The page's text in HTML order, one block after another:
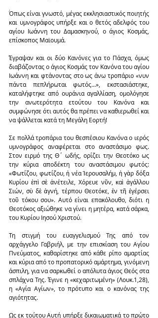
Όπως είναι γνωστό, μέγας εκκλησιαστικός ποιητής
και υμνογράφος υπήρξε και ο θετός αδελφός του
αγίου Ιωάννη του Δαμασκηνού, ο άγιος Κοσμάς,
επίσκοπος Μαϊουμά.
Έγραψαν και οι δύο Κανόνες για το Πάσχα, όμως
διαβάζοντας ο άγιος Κοσμάς τον Κανόνα του αγίου
Ιωάννη και φτάνοντας στο ως άνω τροπάριο «νυν
πάντα πεπλήρωται φωτός…», εκστασιάστηκε,
καταλήφτηκε από ουράνια αγαλλίαση, ομολόγησε
την ανωτερότητα ετούτου του Κανόνα και
συμφώνησε ότι αυτός θα πρέπει να καθιερωθεί και
να ψάλλεται κατά τη Μεγάλη Εορτή!
Σε πολλά τροπάρια του θεσπέσιου Κανόνα ο ιερός
υμνογράφος αναφέρεται στο αναστάσιμο φως.
Στον ειρμό της Θ΄ ωδής, ορίζει την Θεοτόκο ως
την κύρια αποδέκτη του αναστάσιμου φωτός:
«Φωτίζου, φωτίζου, ἡ νέα Ἱερουσαλήμ, ἡ γὰρ δόξα
Κυρίου ἐπὶ σὲ ἀνέτειλε, Χόρευε νῦν, καὶ ἀγάλλου
Σιών, σὺ δὲ ἁγνή, τέρπου Θεοτόκε, ἐν τῆ ἐγέρσει
τοῦ τόκου σου». Αυτό είναι επακόλουθο, διότι η
Θεοτόκος αξιώθηκε να γίνει η μητέρα, κατά σάρκα,
του Κυρίου Ιησού Χριστού.
Τη στιγμή του ευαγγελισμού Της από τον
αρχάγγελο Γαβριήλ, με την επισκίαση του Αγίου
Πνεύματος, καθαρίστηκε από κάθε ρίπο αμαρτίας
και κύρια από το προπατορικό αμάρτημα, γινόμενη
άσπιλη, για να σαρκωθεί ο απόλυτα άγιος Θεός στα
σπλάχνα Της. Έγινε η «κεχαριτωμένη» (Λουκ.1,28),
η «Αγία Αγίων», το πρότυπο και ο κανόνας της
αγιότητας.
Ως εκ τούτου Αυτή υπήρξε δικαιωματικά το πρώτο